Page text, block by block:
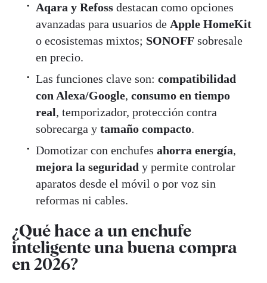
Aqara y Refoss destacan como opciones
avanzadas para usuarios de Apple HomeKit
o ecosistemas mixtos; SONOFF sobresale
en precio.
Las funciones clave son: compatibilidad
con Alexa/Google, consumo en tiempo
real, temporizador, protección contra
sobrecarga y tamaño compacto.
Domotizar con enchufes ahorra energía,
mejora la seguridad y permite controlar
aparatos desde el móvil o por voz sin
reformas ni cables.
¿Qué hace a un enchufe
inteligente una buena compra
en 2026?